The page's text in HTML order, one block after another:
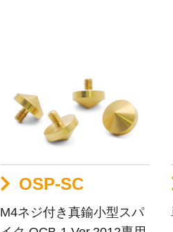
OSP-SC
M4ネジ付き真鍮小型スパ